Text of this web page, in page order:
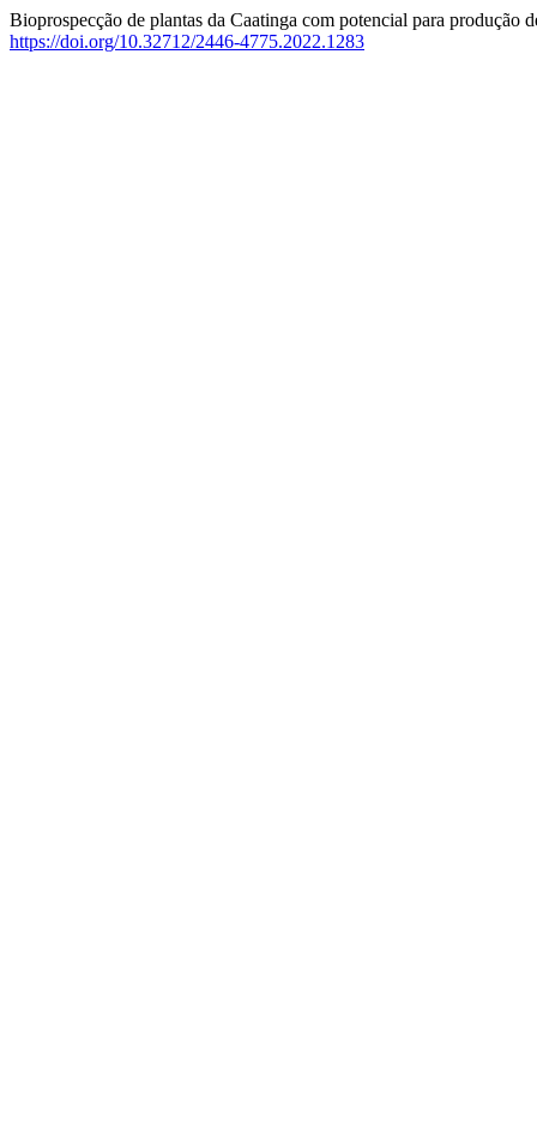
Bioprospecção de plantas da Caatinga com potencial para produção
https://doi.org/10.32712/2446-4775.2022.1283